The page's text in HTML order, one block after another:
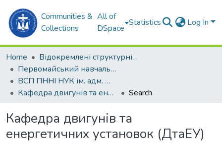
Communities &
Collections
All of
DSpace
Statistics Log In
Home
Відокремлені структурні підрозділи НУК ім. адм. Макарова
Первомайський навчально-науковий інститут НУК ім. адм. Макарова (ПННІ НУК)
ВСП ПННІ НУК ім. адм. Макарова
Кафедра двигунів та енергетичних установок (ДтаЕУ)
Search
Кафедра двигунів та
енергетичних установок (ДтаЕУ)